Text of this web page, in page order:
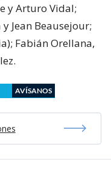
y Arturo Vidal;
Jean Beausejour;
Fabián Orellana,
AVÍSANOS